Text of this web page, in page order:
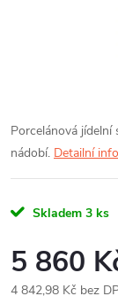
Porcelánová
nádobí. Detailní
Skladem 3 ks
5 860
4 842,98 Kč bez